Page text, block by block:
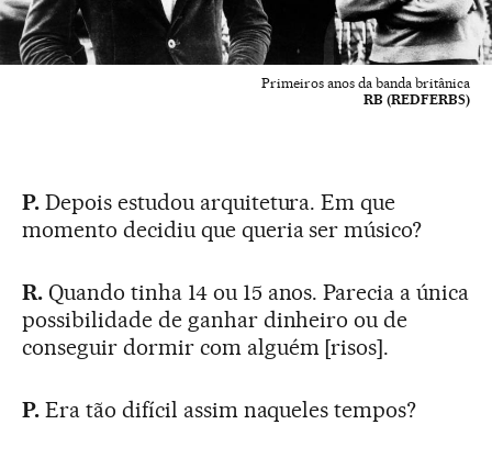
Primeiros anos da banda britânica
RB (REDFERBS)
P. Depois estudou arquitetura. Em que
momento decidiu que queria ser músico?
R.Quando tinha 14 ou 15 anos. Parecia a única
possibilidade de ganhar dinheiro ou de
conseguir dormir com alguém [risos].
P.Era tão difícil assim naqueles tempos?